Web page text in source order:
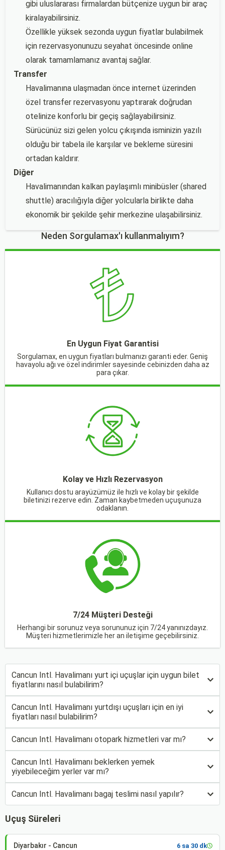
gibi uluslararası firmalardan bütçenize uygun bir araç
kiralayabilirsiniz.
Özellikle yüksek sezonda uygun fiyatlar bulabilmek
için rezervasyonunuzu seyahat öncesinde online
olarak tamamlamanız avantaj sağlar.
Transfer
Havalimanına ulaşmadan önce internet üzerinden
özel transfer rezervasyonu yaptırarak doğrudan
otelinize konforlu bir geçiş sağlayabilirsiniz.
Sürücünüz sizi gelen yolcu çıkışında isminizin yazılı
olduğu bir tabela ile karşılar ve bekleme süresini
ortadan kaldırır.
Diğer
Havalimanından kalkan paylaşımlı minibüsler (shared
shuttle) aracılığıyla diğer yolcularla birlikte daha
ekonomik bir şekilde şehir merkezine ulaşabilirsiniz.
Neden Sorgulamax'ı kullanmalıyım?
En Uygun Fiyat Garantisi
Sorgulamax, en uygun fiyatları bulmanızı garanti eder. Geniş
havayolu ağı ve özel indirimler sayesinde cebinizden daha az
para çıkar.
Kolay ve Hızlı Rezervasyon
Kullanıcı dostu arayüzümüz ile hızlı ve kolay bir şekilde
biletinizi rezerve edin. Zaman kaybetmeden uçuşunuza
odaklanın.
7/24 Müşteri Desteği
Herhangi bir sorunuz veya sorununuz için 7/24 yanınızdayız.
Müşteri hizmetlerimizle her an iletişime geçebilirsiniz.
Cancun Intl. Havalimanı yurt içi uçuşlar için uygun bilet
fiyatlarını nasıl bulabilirim?
Cancun Intl. Havalimanı yurtdışı uçuşları için en iyi
fiyatları nasıl bulabilirim?
Cancun Intl. Havalimanı otopark hizmetleri var mı?
Cancun Intl. Havalimanı beklerken yemek
yiyebileceğim yerler var mı?
Cancun Intl. Havalimanı bagaj teslimi nasıl yapılır?
Uçuş Süreleri
Diyarbakır - Cancun 6 sa 30 dk